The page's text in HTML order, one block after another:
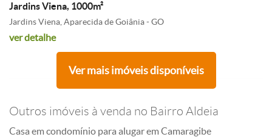
Jardins Viena, 1000m²
Jardins Viena, Aparecida de Goiânia - GO
ver detalhe
Ver mais imóveis disponíveis
Outros imóveis à venda no Bairro Aldeia
Casa em condomínio para alugar em Camaragibe